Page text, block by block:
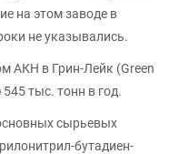
на этом заводе в
не указывались.
АКН в Грин-Лейк (Green
тыс. тонн в год.
сырьевых
бутадиен-